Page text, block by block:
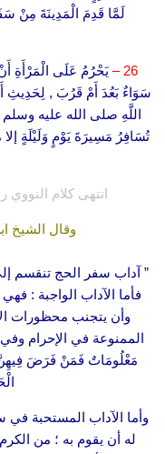
لَمَّا قَدِمَ الْمَدِينَةَ مِنْ
26 –
يَحْرُمُ عَلَى الْمَرْأَةِ
سَوَاءٌ بَعُدَ أَمْ قَرُبَ , لِحَدِيثِ
اللَّهِ صلى الله عليه وسلم
تُسَافِرُ مَسِيرَةَ يَوْمٍ وَلَيْلَةٍ
انتهى كلام
وقال الشيخ
” آداب سفر الحج تنقسم
فأما الآداب الواجبة :
وأن يتجنب محظورات
الممنوعة في الإحرام
مَعْلُومَاتٌ فَمَنْ فَرَضَ
وأما الآداب المستحبة في
له أن يقوم به ؛ من